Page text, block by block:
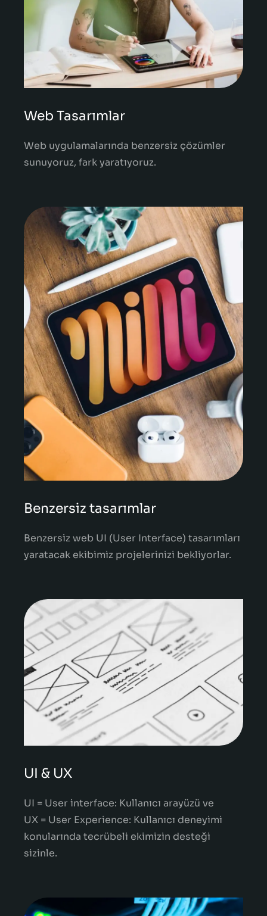
Web Tasarımlar
Web uygulamalarında benzersiz çözümler
sunuyoruz, fark yaratıyoruz.
Benzersiz tasarımlar
Benzersiz web UI (User Interface) tasarımları
yaratacak ekibimiz projelerinizi bekliyorlar.
UI & UX
UI = User interface: Kullanıcı arayüzü ve
UX = User Experience: Kullanıcı deneyimi
konularında tecrübeli ekimizin desteği
sizinle.